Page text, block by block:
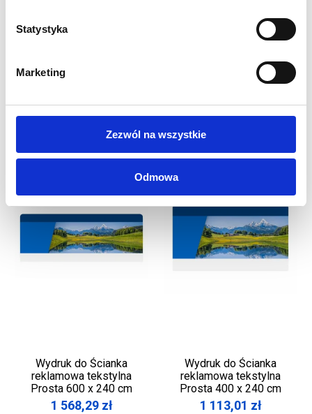
Statystyka
Marketing
Zezwól na wszystkie
Odmowa
RÓWNIEŻ
Wydruk do Ścianka
reklamowa tekstylna
Prosta 600 x 240 cm
1 568,29 zł
Wydruk do Ścianka
reklamowa tekstylna
Prosta 400 x 240 cm
1 113,01 zł